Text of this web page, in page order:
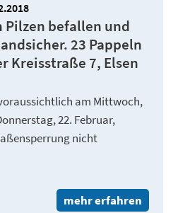
Pilzen befallen und
23 Pappeln
Kreisstraße 7, Elsen
am Mittwoch,
22. Februar,
nicht
mehr erfahren